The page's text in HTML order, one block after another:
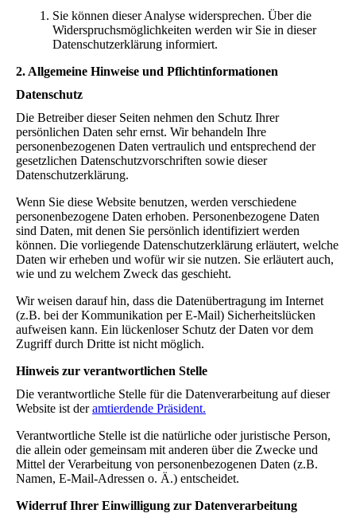
Sie können dieser Analyse widersprechen. Über die
Widerspruchsmöglichkeiten werden wir Sie in dieser
Datenschutzerklärung informiert.
2. Allgemeine Hinweise und Pflichtinformationen
Datenschutz
Die Betreiber dieser Seiten nehmen den Schutz Ihrer
persönlichen Daten sehr ernst. Wir behandeln Ihre
personenbezogenen Daten vertraulich und entsprechend der
gesetzlichen Datenschutzvorschriften sowie dieser
Datenschutzerklärung.
Wenn Sie diese Website benutzen, werden verschiedene
personenbezogene Daten erhoben. Personenbezogene Daten
sind Daten, mit denen Sie persönlich identifiziert werden
können. Die vorliegende Datenschutzerklärung erläutert, welche
Daten wir erheben und wofür wir sie nutzen. Sie erläutert auch,
wie und zu welchem Zweck das geschieht.
Wir weisen darauf hin, dass die Datenübertragung im Internet
(z.B. bei der Kommunikation per E-Mail) Sicherheitslücken
aufweisen kann. Ein lückenloser Schutz der Daten vor dem
Zugriff durch Dritte ist nicht möglich.
Hinweis zur verantwortlichen Stelle
Die verantwortliche Stelle für die Datenverarbeitung auf dieser
Website ist deramtierdende Präsident.
Verantwortliche Stelle ist die natürliche oder juristische Person,
die allein oder gemeinsam mit anderen über die Zwecke und
Mittel der Verarbeitung von personenbezogenen Daten (z.B.
Namen, E-Mail-Adressen o. Ä.) entscheidet.
Widerruf Ihrer Einwilligung zur Datenverarbeitung